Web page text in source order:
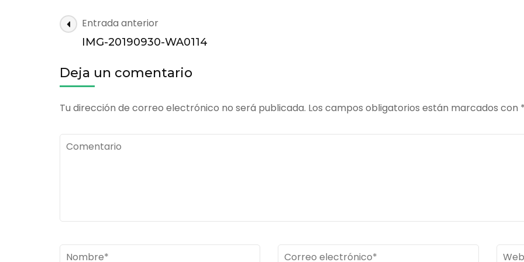
WA0114
Navegación
de
entradas
Entrada anterior
IMG-20190930-WA0114
Deja un comentario
Tu dirección de correo electrónico no será publicada. Los campos obligatorios están marcados con
Comentario
Nombre*
Correo
Web